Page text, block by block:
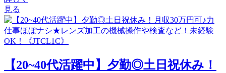
見る
【20~40代活躍中】夕勤◎土日祝休み！